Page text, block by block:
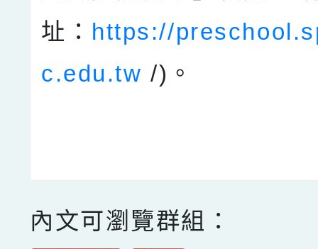
址： https://
c.edu.tw /)。
內文可瀏覽群組：